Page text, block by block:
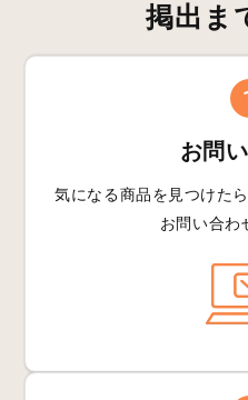
掲出ま
お問
気になる商品を見つけたら
お問い合わ